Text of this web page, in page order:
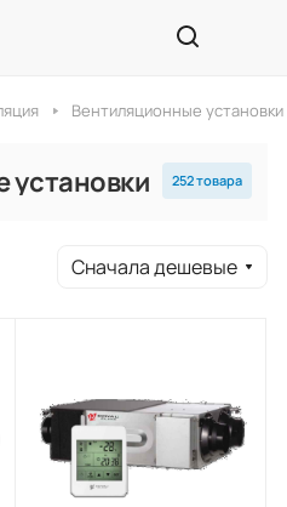
Вентиляционные установки
установки 252 товара
Сначала дешевые